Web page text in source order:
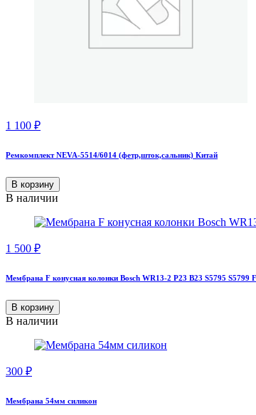
1 100 ₽
Ремкомплект NEVA-5514/6014 (фетр,шток,сальник) Китай
В корзину
В наличии
1 500 ₽
Мембрана F конусная колонки Bosch WR13-2 P23 B23 S5795 S5799
В корзину
В наличии
300 ₽
Мембрана 54мм силикон